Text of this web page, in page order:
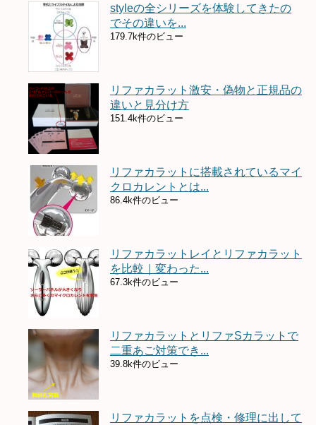
styleの全シリーズを体験してきたの
でその違いを...
179.7k件のビュー
リファカラット激安・偽物と正規品の
違いと見分け方
151.4k件のビュー
リファカラットに搭載されているマイ
クロカレントとは...
86.4k件のビュー
リファカラットレイとリファカラット
を比較｜変わった...
67.3k件のビュー
リファカラットとリファSカラットで
二重あご対策でき...
39.8k件のビュー
リファカラットを点検・修理に出して